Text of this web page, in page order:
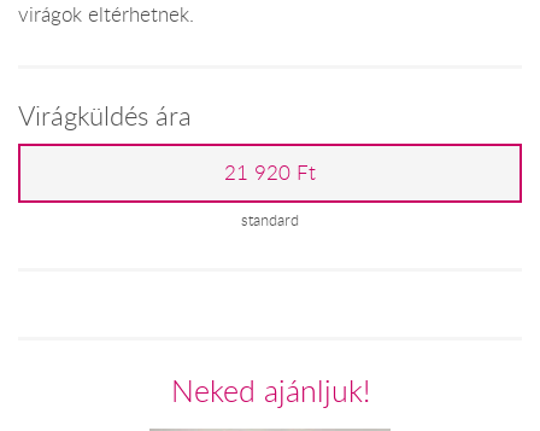
virágok eltérhetnek.
Virágküldés ára
21 920 Ft
standard
Neked ajánljuk!